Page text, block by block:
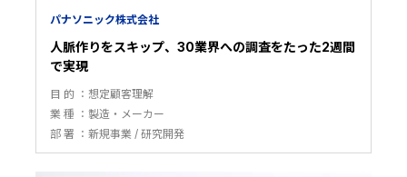
パナソニック株式会社
人脈作りをスキップ、30業界への調査をたった2週間
で実現
目 的
想定顧客理解
業 種
製造・メーカー
部 署
新規事業 研究開発